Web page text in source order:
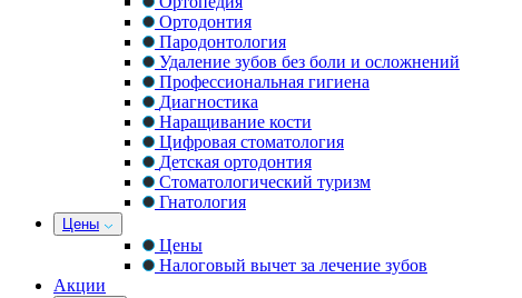
Ортодонтия
Пародонтология
Удаление зубов без боли и осложнений
Профессиональная гигиена
Диагностика
Наращивание кости
Цифровая стоматология
Детская ортодонтия
Стоматологический туризм
Гнатология
Цены
Цены
Налоговый вычет за лечение зубов
Акции